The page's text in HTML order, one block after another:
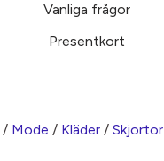
Vanliga frågor
Presentkort
/ Mode / Kläder / Skjortor